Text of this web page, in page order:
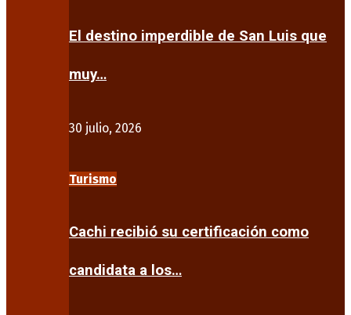
El destino imperdible de San Luis que
muy…
30 julio, 2026
Turismo
Cachi recibió su certificación como
candidata a los…